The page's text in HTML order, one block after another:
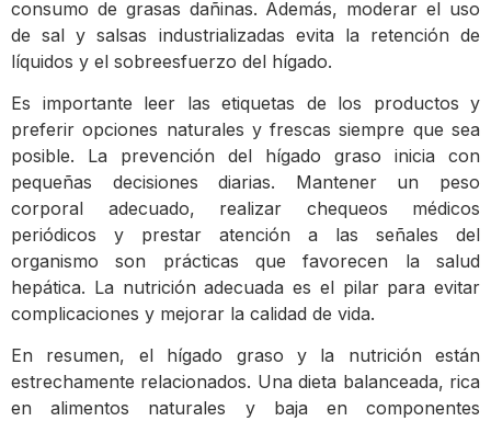
consumo de grasas dañinas. Además, moderar el uso
de sal y salsas industrializadas evita la retención de
líquidos y el sobreesfuerzo del hígado.
Es importante leer las etiquetas de los productos y
preferir opciones naturales y frescas siempre que sea
posible. La prevención del hígado graso inicia con
pequeñas decisiones diarias. Mantener un peso
corporal adecuado, realizar chequeos médicos
periódicos y prestar atención a las señales del
organismo son prácticas que favorecen la salud
hepática. La nutrición adecuada es el pilar para evitar
complicaciones y mejorar la calidad de vida.
En resumen, el hígado graso y la nutrición están
estrechamente relacionados. Una dieta balanceada, rica
en alimentos naturales y baja en componentes